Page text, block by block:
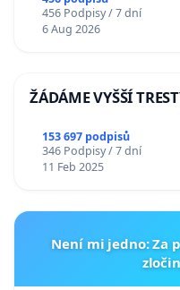
456 Podpisy / 7 dní
6 Aug 2026
ŽÁDÁME VYŠŠÍ
153 697 podpisů
346 Podpisy / 7 dní
11 Feb 2025
Není mi jedno: Za